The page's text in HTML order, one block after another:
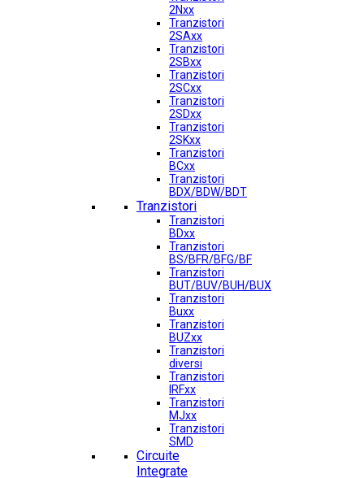
2Nxx
Tranzistori
2SAxx
Tranzistori
2SBxx
Tranzistori
2SCxx
Tranzistori
2SDxx
Tranzistori
2SKxx
Tranzistori
BCxx
Tranzistori
BDX/BDW/BDT
Tranzistori
Tranzistori
BDxx
Tranzistori
BS/BFR/BFG/BF
Tranzistori
BUT/BUV/BUH/BUX
Tranzistori
Buxx
Tranzistori
BUZxx
Tranzistori
diversi
Tranzistori
IRFxx
Tranzistori
MJxx
Tranzistori
SMD
Circuite
Integrate